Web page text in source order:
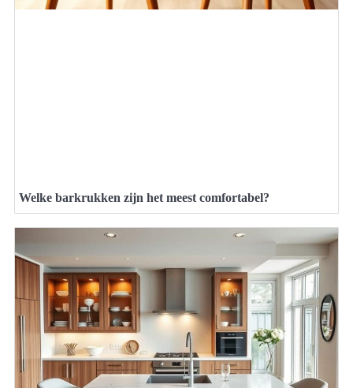
Welke barkrukken zijn het meest comfortabel?